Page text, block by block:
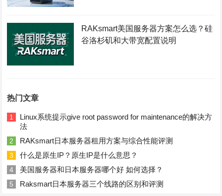
RAKsmart美国服务器方案怎么选？硅
谷洛杉矶和大带宽配置说明
热门文章
1
Linux系统提示give root password for maintenance的解决方
法
2 RAKsmart日本服务器租用方案与综合性能评测
3 什么是原生IP？原生IP是什么意思？
4 美国服务器和日本服务器哪个好 如何选择？
5 Raksmart日本服务器三个线路的区别和评测